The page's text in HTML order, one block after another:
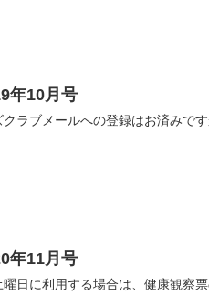
年10月号
ラブメールへの登録はお済みです
年11月号
日に利用する場合は、健康観察票